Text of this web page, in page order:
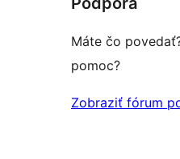
hviezdičkovým
hodnotením
Máte čo
pomoc?
Zobraziť fórum